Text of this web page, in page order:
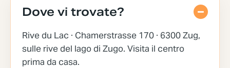
Dove vi trovate?
Rive du Lac · Chamerstrasse 170 · 6300 Zug,
sulle rive del lago di Zugo.Visita il centro
prima da casa.